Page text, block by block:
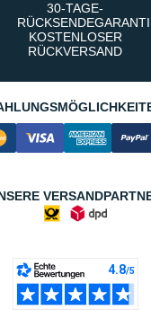
30-TAGE-
KOSTENLOSER
RÜCKVERSAND